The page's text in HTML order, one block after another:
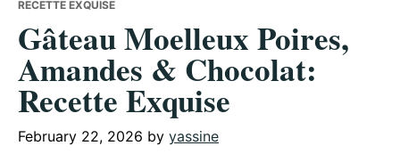
RECETTE EXQUISE
Gâteau Moelleux Poires,
Amandes & Chocolat:
Recette Exquise
February 22, 2026 by yassine